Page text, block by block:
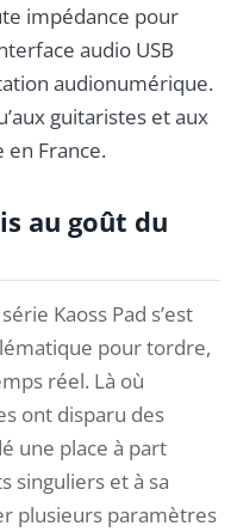
impédance pour
audio USB
audionumérique.
guitaristes et aux
France.
au goût du
Kaoss Pad s’est
pour tordre,
réel. Là où
ont disparu des
une place à part
singuliers et à sa
plusieurs paramètres